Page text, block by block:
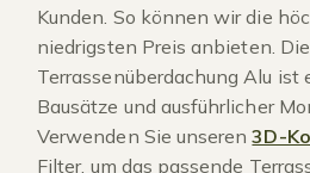
Kunden. So können wir die
niedrigsten Preis anbieten.
Terrassenüberdachung Alu ist
Bausätze und ausführlicher
Verwenden Sie unseren3D-
Filter, um das passende